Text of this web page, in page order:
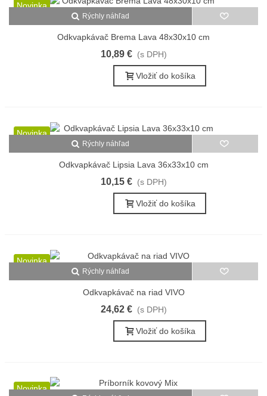
Novinka
Rýchly náhľad
Odkvapkávač Brema Lava 48x30x10 cm
10,89 € (s DPH)
Vložiť do košíka
Novinka
Rýchly náhľad
Odkvapkávač Lipsia Lava 36x33x10 cm
10,15 € (s DPH)
Vložiť do košíka
Novinka
Rýchly náhľad
Odkvapkávač na riad VIVO
24,62 € (s DPH)
Vložiť do košíka
Novinka